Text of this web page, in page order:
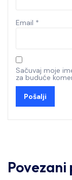
Email *
Sačuvaj moje
za buduće